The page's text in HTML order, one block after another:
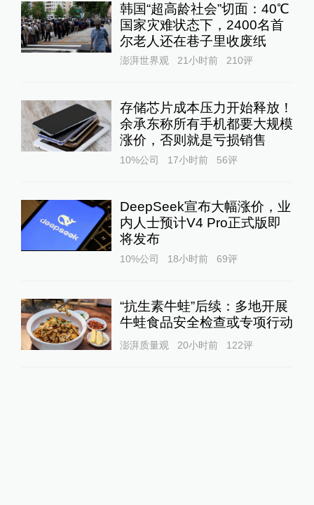
韩国“超高龄社会”切面：40℃
国家灾难状态下，2400名首
尔老人还在巷子里收废纸
澎湃世界观 21小时前 210评
存储芯片成本压力开始释放！
余承东称所有手机都要大规模
涨价，否则就是亏损销售
10%公司 17小时前 56评
DeepSeek宣布大幅涨价，业
内人士预计V4 Pro正式版即
将发布
10%公司 18小时前 69评
“抗生素牛蛙”后续：多地开展
牛蛙食品安全检查或专项行动
澎湃质量观 20小时前 122评